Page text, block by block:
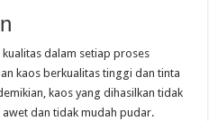
dalam setiap proses
kaos berkualitas tinggi dan tinta
kaos yang dihasilkan tidak
dan tidak mudah pudar.